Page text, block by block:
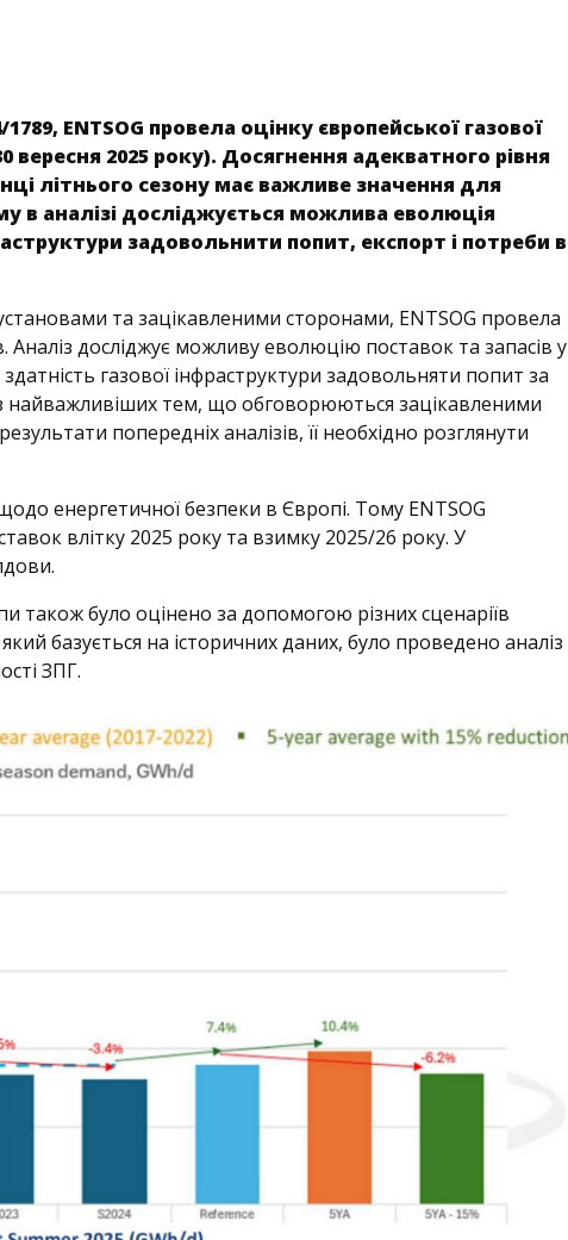
ENTSOG провела оцінку європейської газової
вересня 2025 року). Досягнення адекватного рівня
літнього сезону має важливе значення для
в аналізі досліджується можлива еволюція
задовольнити попит, експорт і потреби в
та зацікавленими сторонами, ENTSOG провела
Аналіз досліджує можливу еволюцію поставок та запасів у
газової інфраструктури задовольняти попит за
найважливіших тем, що обговорюються зацікавленими
попередніх аналізів, її необхідно розглянути
енергетичної безпеки в Європі. Тому ENTSOG
влітку 2025 року та взимку 2025/26 року. У
також було оцінено за допомогою різних сценаріїв
базується на історичних даних, було проведено аналіз
ЗПГ.